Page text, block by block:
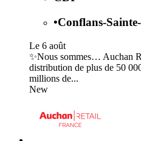
•Conflans-
Le 6 août
✨Nous sommes… Auchan
distribution de plus de 50
millions de...
New